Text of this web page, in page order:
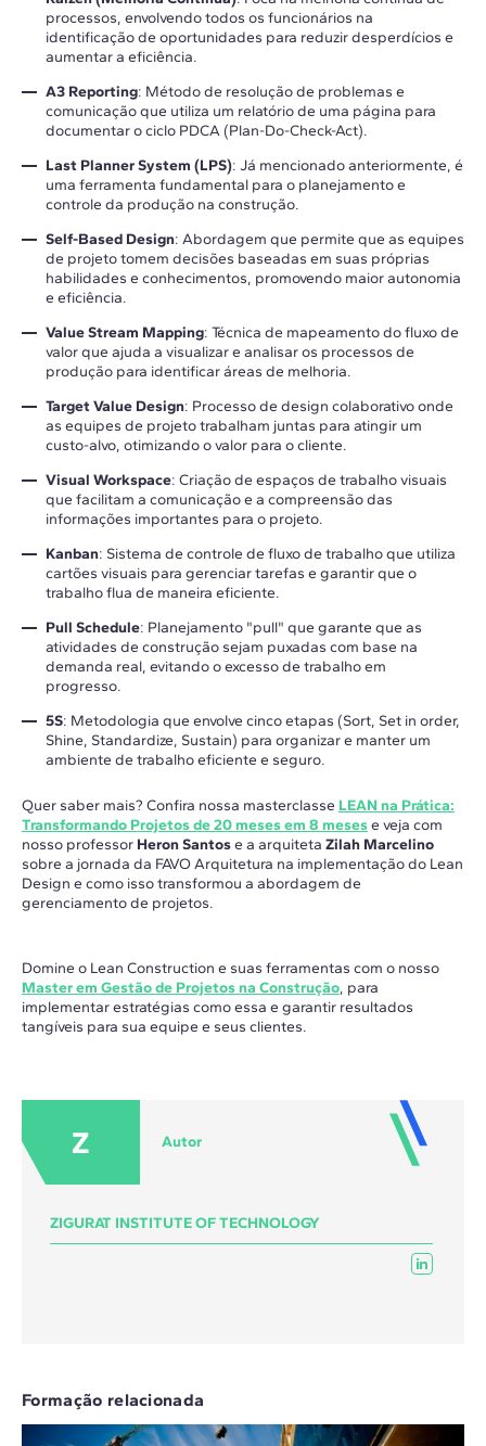
processos, envolvendo todos os funcionários na
identificação de oportunidades para reduzir desperdícios e
aumentar a eficiência.
A3 Reporting: Método de resolução de problemas e
comunicação que utiliza um relatório de uma página para
documentar o ciclo PDCA (Plan-Do-Check-Act).
Last Planner System (LPS): Já mencionado anteriormente, é
uma ferramenta fundamental para o planejamento e
controle da produção na construção.
Self-Based Design: Abordagem que permite que as equipes
de projeto tomem decisões baseadas em suas próprias
habilidades e conhecimentos, promovendo maior autonomia
e eficiência.
Value Stream Mapping: Técnica de mapeamento do fluxo de
valor que ajuda a visualizar e analisar os processos de
produção para identificar áreas de melhoria.
Target Value Design: Processo de design colaborativo onde
as equipes de projeto trabalham juntas para atingir um
custo-alvo, otimizando o valor para o cliente.
Visual Workspace: Criação de espaços de trabalho visuais
que facilitam a comunicação e a compreensão das
informações importantes para o projeto.
Kanban: Sistema de controle de fluxo de trabalho que utiliza
cartões visuais para gerenciar tarefas e garantir que o
trabalho flua de maneira eficiente.
Pull Schedule: Planejamento "pull" que garante que as
atividades de construção sejam puxadas com base na
demanda real, evitando o excesso de trabalho em
progresso.
5S: Metodologia que envolve cinco etapas (Sort, Set in order,
Shine, Standardize, Sustain) para organizar e manter um
ambiente de trabalho eficiente e seguro.
Quer saber mais? Confira nossa masterclasse LEAN na Prática:
Transformando Projetos de 20 meses em 8 mesese veja com
nosso professor Heron Santose a arquiteta Zilah Marcelino
sobre a jornada da FAVO Arquitetura na implementação do Lean
Design e como isso transformou a abordagem de
gerenciamento de projetos.
Domine o Lean Construction e suas ferramentas com o nosso
Master em Gestão de Projetos na Construção, para
implementar estratégias como essa e garantir resultados
tangíveis para sua equipe e seus clientes.
Z Autor
ZIGURAT INSTITUTE OF TECHNOLOGY
Formação relacionada